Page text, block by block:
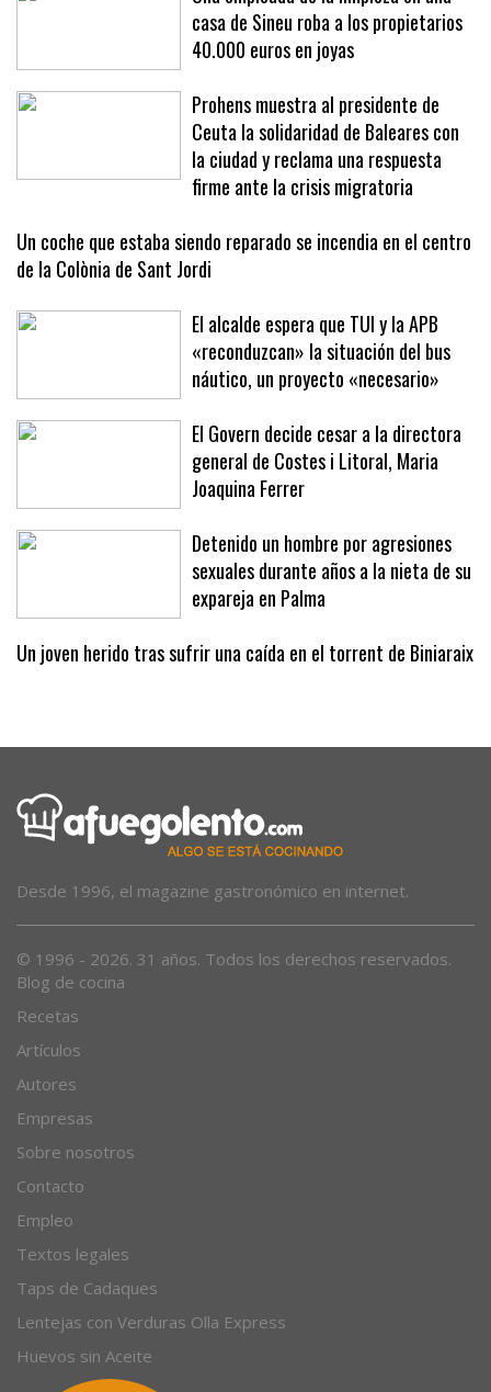
Una empleada de la limpieza en una
casa de Sineu roba a los propietarios
40.000 euros en joyas
Prohens muestra al presidente de
Ceuta la solidaridad de Baleares con
la ciudad y reclama una respuesta
firme ante la crisis migratoria
Un coche que estaba siendo reparado se incendia en el centro
de la Colònia de Sant Jordi
El alcalde espera que TUI y la APB
«reconduzcan» la situación del bus
náutico, un proyecto «necesario»
El Govern decide cesar a la directora
general de Costes i Litoral, Maria
Joaquina Ferrer
Detenido un hombre por agresiones
sexuales durante años a la nieta de su
expareja en Palma
Blog de cocina
Recetas
Artículos
Autores
Empresas
Sobre nosotros
Contacto
Empleo
Textos legales
Taps de Cadaques
Lentejas con Verduras Olla Express